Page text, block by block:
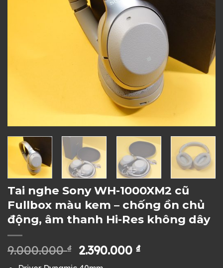
Tai nghe Sony WH-1000XM2 cũ
Fullbox màu kem – chống ồn chủ
động, âm thanh Hi-Res không dây
9.000.000₫
Giá
gốc
2.390.000₫Giá